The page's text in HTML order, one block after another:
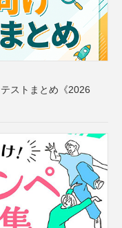
ストまとめ《2026